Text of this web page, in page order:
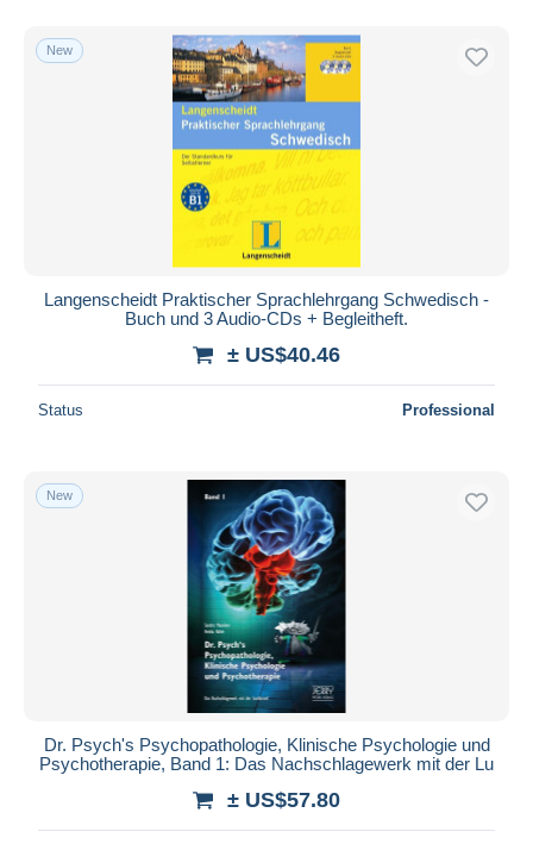
New
Langenscheidt Praktischer Sprachlehrgang Schwedisch -
Buch und 3 Audio-CDs + Begleitheft.
± US$40.46
Status Professional
New
Dr. Psych's Psychopathologie, Klinische Psychologie und
Psychotherapie, Band 1: Das Nachschlagewerk mit der Lu
± US$57.80